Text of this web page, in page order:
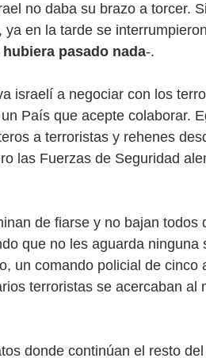
no daba su brazo a torcer.
en la tarde se
pasado nada-.
israelí a negociar con los
País que acepte colaborar.
a terroristas y rehenes
las Fuerzas de Seguridad
de fiarse y no bajan todos
que no les aguarda ninguna
un comando policial de cinco
terroristas se acercaban al
donde continúan el resto